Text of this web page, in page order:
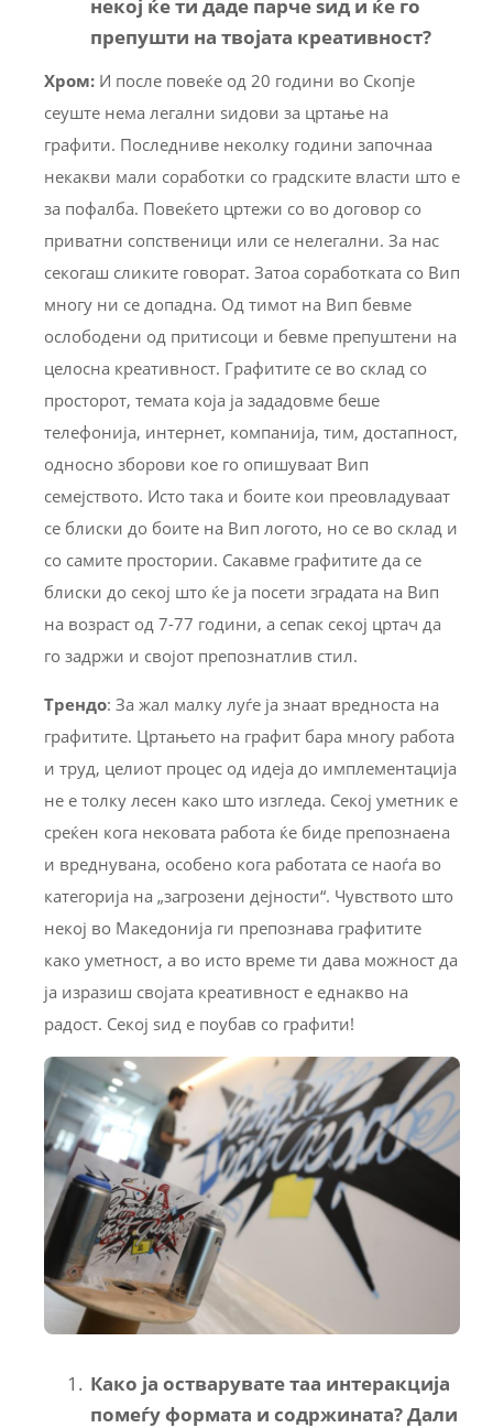
некој ќе ти даде парче ѕид и ќе го
препушти на твојата креативност?
Хром: И после повеќе од 20 години во Скопје
сеуште нема легални ѕидови за цртање на
графити. Последниве неколку години започнаа
некакви мали соработки со градските власти што е
за пофалба. Повеќето цртежи со во договор со
приватни сопственици или се нелегални. За нас
секогаш сликите говорат. Затоа соработката со Вип
многу ни се допадна. Од тимот на Вип бевме
ослободени од притисоци и бевме препуштени на
целосна креативност. Графитите се во склад со
просторот, темата која ја зададовме беше
телефонија, интернет, компанија, тим, достапност,
односно зборови кое го опишуваат Вип
семејството. Исто така и боите кои преовладуваат
се блиски до боите на Вип логото, но се во склад и
со самите простории. Сакавме графитите да се
блиски до секој што ќе ја посети зградата на Вип
на возраст од 7-77 години, а сепак секој цртач да
го задржи и својот препознатлив стил.
Трендо: За жал малку луѓе ја знаат вредноста на
графитите. Цртањето на графит бара многу работа
и труд, целиот процес од идеја до имплементација
не е толку лесен како што изгледа. Секој уметник е
среќен кога нековата работа ќе биде препознаена
и вреднувана, особено кога работата се наоѓа во
категорија на „загрозени дејности“. Чувството што
некој во Македонија ги препознава графитите
како уметност, а во исто време ти дава можност да
ја изразиш својата креативност е еднакво на
радост. Секој ѕид е поубав со графити!
Како ја остварувате таа интеракција
помеѓу формата и содржината? Дали